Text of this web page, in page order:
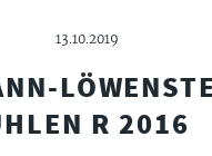
13.10.2019
R 2016